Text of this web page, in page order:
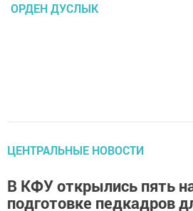
ОРДЕН ДУСЛЫК
ЦЕНТРАЛЬНЫЕ НОВОСТИ
В КФУ открылись пять
подготовке педкадров